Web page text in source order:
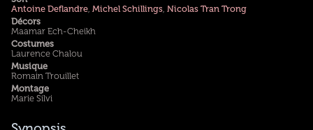
Antoine Deflandre, Michel Schillings, Nicolas Tran Trong
Décors
Maamar Ech-Cheikh
Costumes
Laurence Chalou
Musique
Romain Trouillet
Montage
Marie Silvi